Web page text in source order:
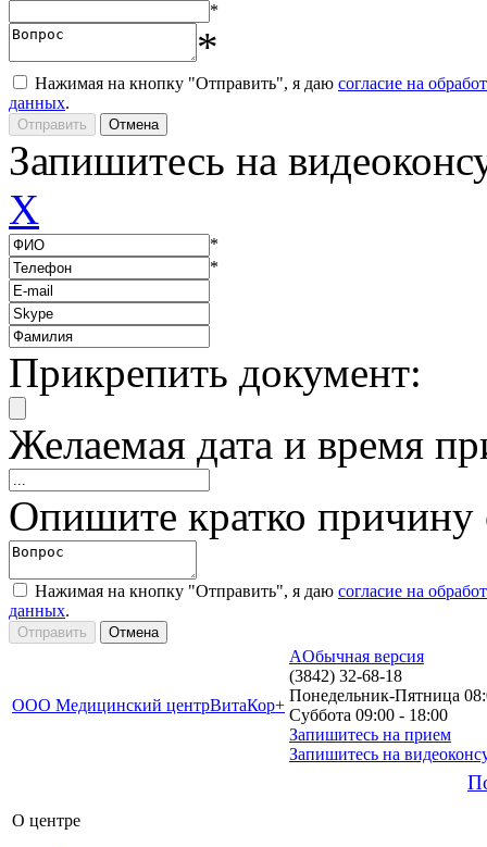
*
*
Нажимая на кнопку "Отправить", я даю согласие на
данных.
Запишитесь на
X
*
*
Прикрепить документ:
Желаемая дата и время
Опишите кратко
Нажимая на кнопку "Отправить", я даю согласие на
данных.
ООО Медицинский центрВитаКор+
AОбычная версия
(3842) 32-68-18
Понедельник-Пятница
Суббота 09:00 - 18:00
Запишитесь на прием
Запишитесь на
О центре